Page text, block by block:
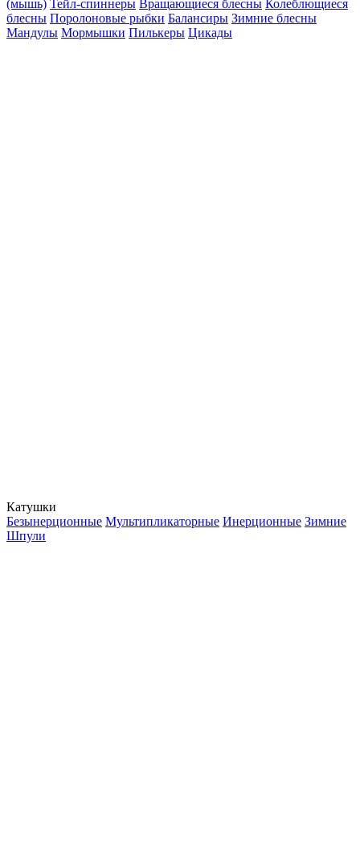
(мышь) Тейл-спиннеры Вращающиеся блесны Колеблющиеся
блесны Поролоновые рыбки Балансиры Зимние блесны
Мандулы Мормышки Пилькеры Цикады
Катушки
Безынерционные Мультипликаторные Инерционные Зимние
Шпули